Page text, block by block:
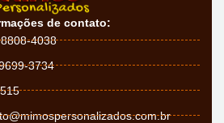
de contato:
4038
3734